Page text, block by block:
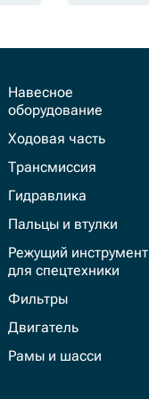
Навесное
оборудование
Ходовая часть
Трансмиссия
Гидравлика
Пальцы и втулки
Режущий инструмент
для спецтехники
Фильтры
Двигатель
Рамы и шасси